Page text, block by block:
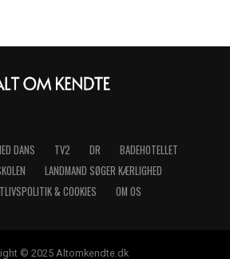
DANS TV2 DR
BADEHOTELLET
LANDMAND SØGER KÆRLIGHED
& COOKIES
OM OS
© 2025 Altomkendte.dk